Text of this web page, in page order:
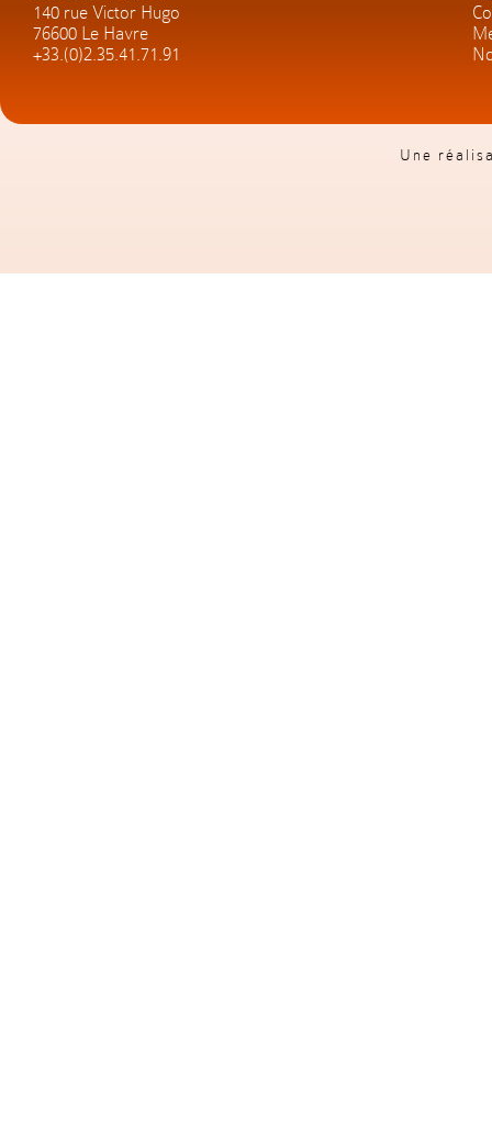
140 rue Victor Hugo
76600 Le Havre
+33.(0)2.35.41.71.91
Une